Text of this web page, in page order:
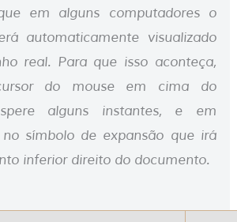
em alguns computadores o
automaticamente visualizado
real. Para que isso aconteça,
do mouse em cima do
alguns instantes, e em
símbolo de expansão que irá
inferior direito do documento.